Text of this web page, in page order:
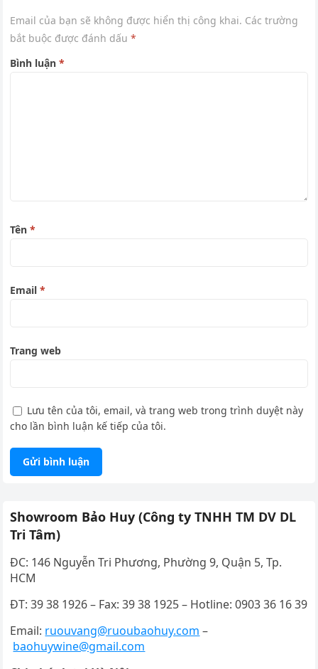
Email của bạn sẽ không được hiển thị công khai. Các trường
bắt buộc được đánh dấu*
Bình luận*
Tên*
Email*
Trang web
Lưu tên của tôi, email, và trang web trong trình duyệt này
cho lần bình luận kế tiếp của tôi.
Showroom Bảo Huy (Công ty TNHH TM DV DL
Tri Tâm)
ĐC: 146 Nguyễn Tri Phương, Phường 9, Quận 5, Tp.
HCM
ĐT: 39 38 1926 – Fax: 39 38 1925 – Hotline: 0903 36 16 39
Email: ruouvang@ruoubaohuy.com –
baohuywine@gmail.com